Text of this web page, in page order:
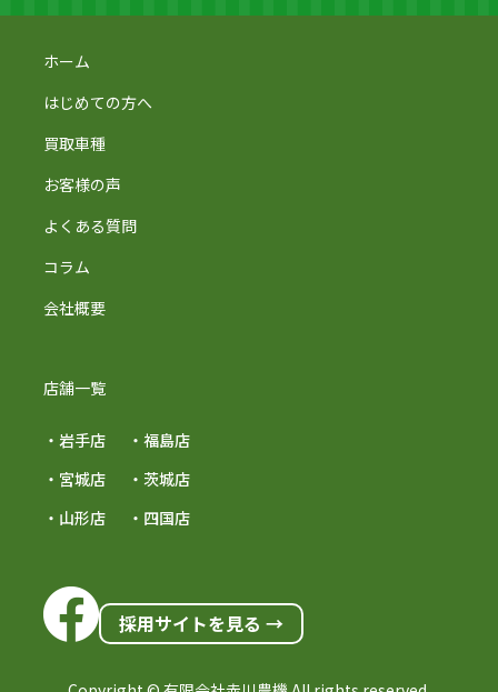
ホーム
はじめての方へ
買取車種
お客様の声
よくある質問
コラム
会社概要
店舗一覧
・岩手店
・宮城店
・山形店
・福島店
・茨城店
・四国店
採用サイトを見る →